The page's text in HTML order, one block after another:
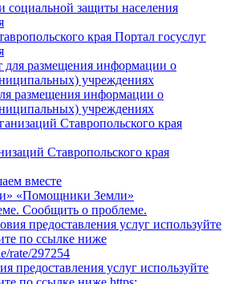
социальной защиты населения
Портал госуслуг
размещения информации о
учреждениях
Ставропольского края
вместе
«Помощники Земли»
Сообщить о проблеме.
предоставления услуг используйте